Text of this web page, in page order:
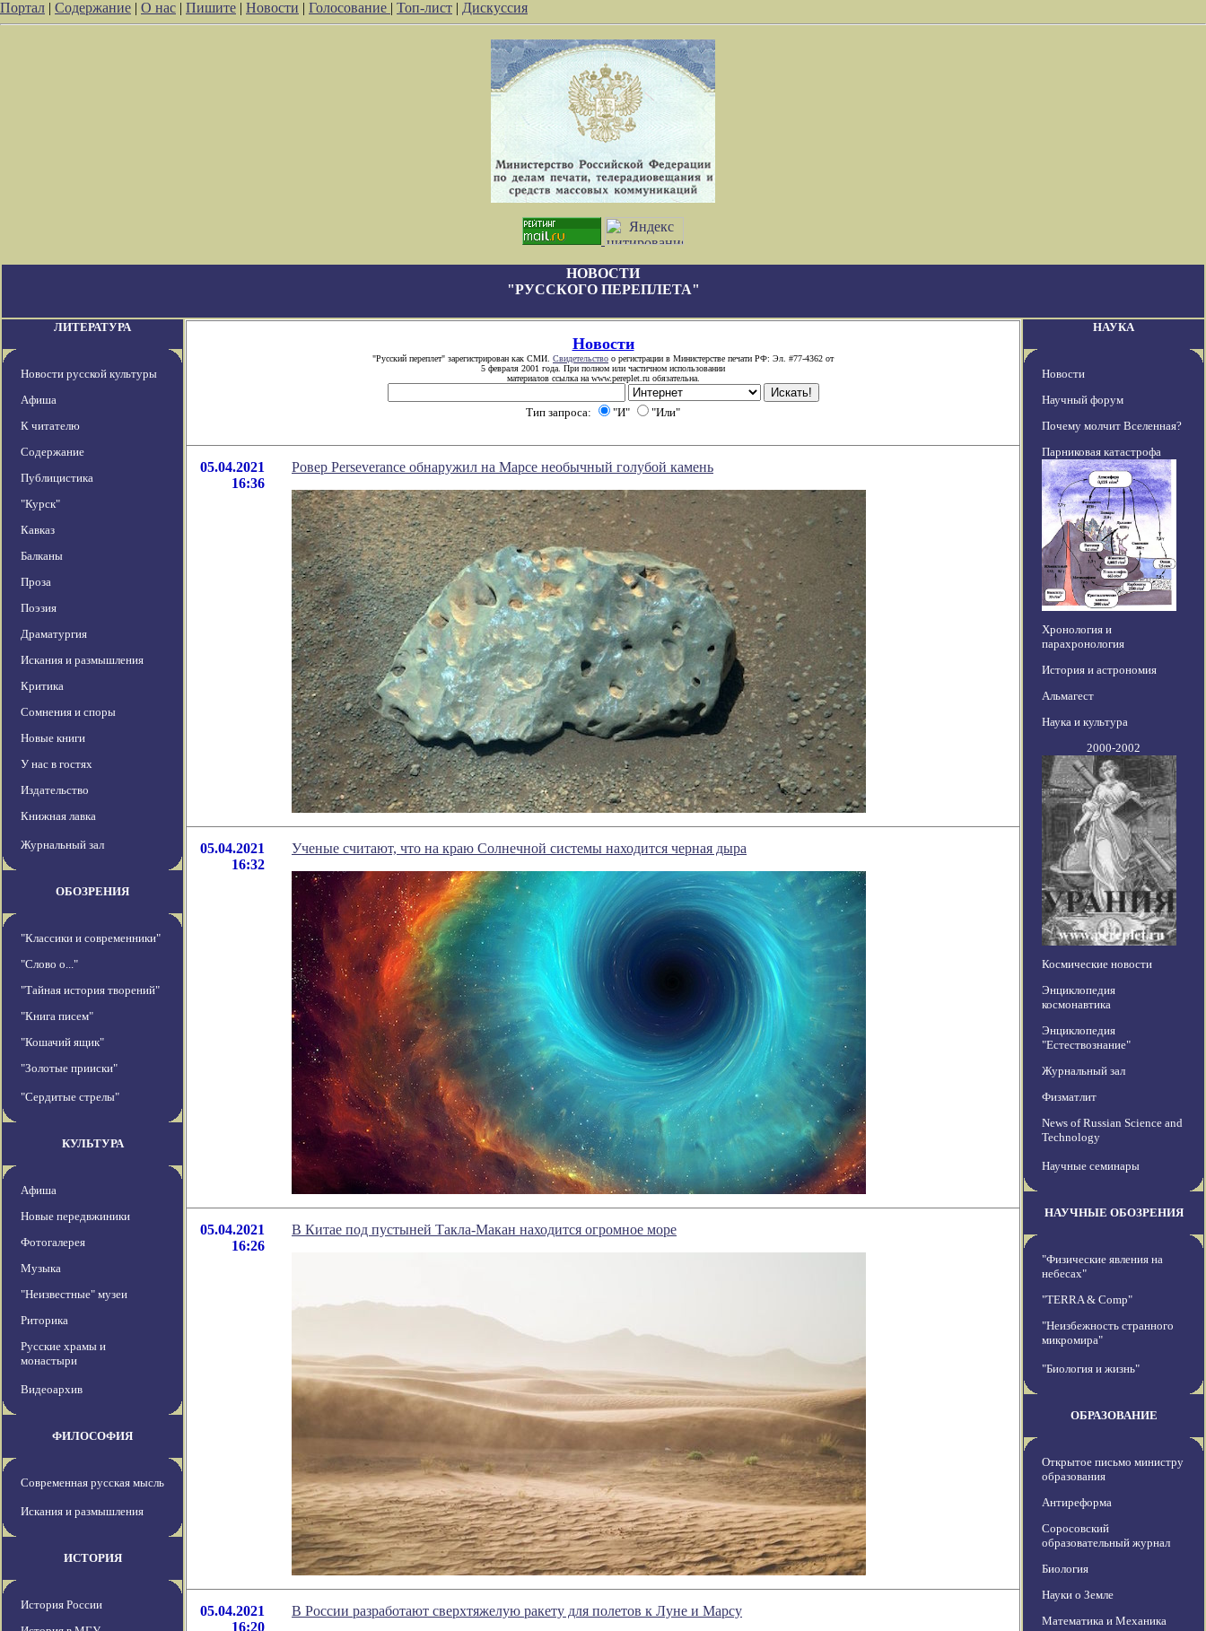
Портал | Содержание | О нас | Пишите | Новости | Голосование | Топ-лист | Дискуссия
НОВОСТИ
"РУССКОГО ПЕРЕПЛЕТА"
ЛИТЕРАТУРА
Новости русской культуры
Афиша
К читателю
Содержание
Публицистика
"Курск"
Кавказ
Балканы
Проза
Поэзия
Драматургия
Искания и размышления
Критика
Сомнения и споры
Новые книги
У нас в гостях
Издательство
Книжная лавка
Журнальный зал
ОБОЗРЕНИЯ
"Классики и современники"
"Слово о..."
"Тайная история творений"
"Книга писем"
"Кошачий ящик"
"Золотые прииски"
"Сердитые стрелы"
КУЛЬТУРА
Афиша
Новые передвжиники
Фотогалерея
Музыка
"Неизвестные" музеи
Риторика
Русские храмы и
монастыри
Видеоархив
ФИЛОСОФИЯ
Современная русская мысль
Искания и размышления
ИСТОРИЯ
История России
Новости
"Русский переплет" зарегистрирован как СМИ. Свидетельство о регистрации в Министерстве печати РФ: Эл. #77-4362 от
5 февраля 2001 года. При полном или частичном использовании
материалов ссылка на www.pereplet.ru обязательна.
Тип запроса: "И" "Или"
05.04.2021
16:36
Ровер Perseverance обнаружил на Марсе необычный голубой камень
05.04.2021
16:32
Ученые считают, что на краю Солнечной системы находится черная дыра
05.04.2021
16:26
В Китае под пустыней Такла-Макан находится огромное море
05.04.2021
16:20
В России разработают сверхтяжелую ракету для полетов к Луне и Марсу
НАУКА
Новости
Научный форум
Почему молчит Вселенная?
Парниковая катастрофа
Хронология и
парахронология
История и астрономия
Альмагест
Наука и культура
2000-2002
Космические новости
Энциклопедия
космонавтика
Энциклопедия
"Естествознание"
Журнальный зал
Физматлит
News of Russian Science and
Technology
Научные семинары
НАУЧНЫЕ ОБОЗРЕНИЯ
"Физические явления на
небесах"
"TERRA & Comp"
"Неизбежность странного
микромира"
"Биология и жизнь"
ОБРАЗОВАНИЕ
Открытое письмо министру
образования
Антиреформа
Соросовский
образовательный журнал
Биология
Науки о Земле
Математика и Механика